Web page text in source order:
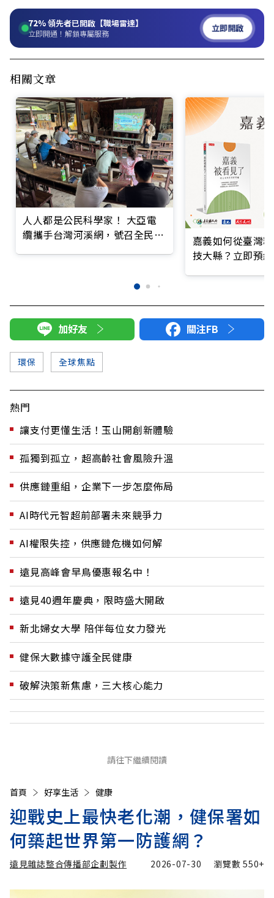
72%領先者已開啟【職場雷達】
立即開通！解鎖專屬服務 立即開啟
相關文章
人人都是公民科學家！ 大亞電
纜攜手台灣河溪網，號召全民打
嘉義如何從臺灣
技大縣？立即預
加好友 關注FB
環保 全球焦點
熱門
讓支付更懂生活！玉山開創新體驗
孤獨到孤立，超高齡社會風險升溫
供應鏈重組，企業下一步怎麼佈局
AI時代元智超前部署未來競爭力
AI權限失控，供應鏈危機如何解
遠見高峰會早鳥優惠報名中！
遠見40週年慶典，限時盛大開啟
新北婦女大學 陪伴每位女力發光
健保大數據守護全民健康
破解決策新焦慮，三大核心能力
請往下繼續閱讀
首頁 好享生活 健康
迎戰史上最快老化潮，健保署如
何築起世界第一防護網？
遠見雜誌整合傳播部企劃製作 2026-07-30 瀏覽數550+